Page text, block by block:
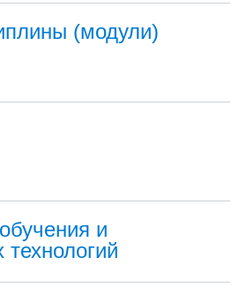
(модули)
и